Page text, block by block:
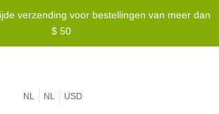
verzending voor bestellingen van meer dan
$ 50
NL NL USD